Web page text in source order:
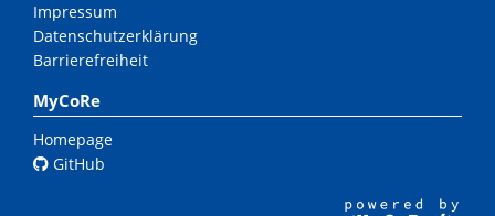
Impressum
Datenschutzerklärung
Barrierefreiheit
MyCoRe
Homepage
GitHub